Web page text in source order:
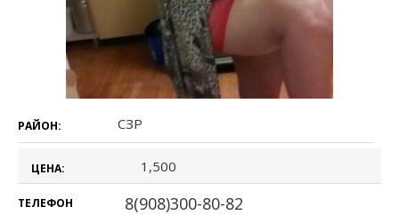
РАЙОН: СЗР
ЦЕНА: 1,500
ТЕЛЕФОН 8(908)300-80-82